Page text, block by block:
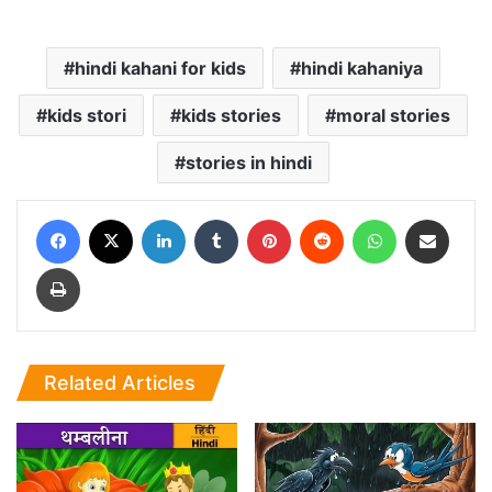
hindi kahani for kids hindi kahaniya
kids stori kids stories moral stories
stories in hindi
Facebook LinkedIn Tumblr Pinterest Reddit WhatsApp
Print
Related Articles